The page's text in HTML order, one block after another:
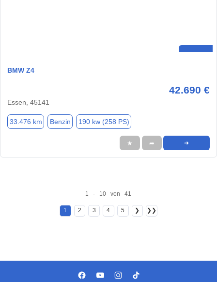
BMW Z4
42.690 €
Essen, 45141
33.476 km Benzin 190 kw (258 PS)
★ ➦ ➜
1 - 10 von 41
1 2 3 4 5 ❯ ❯❯